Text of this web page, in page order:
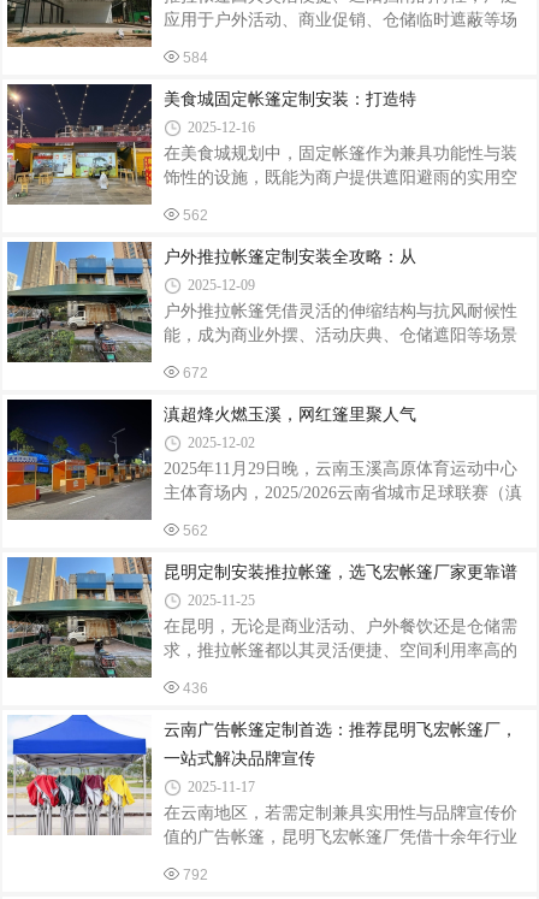
物流帐篷，会根据存储货物的类型、体积、重量
以及物流作业流程来定制尺寸、形状和结构。若
存储大型机械设备，帐篷需具备足够的空间高度
局会按照分拣流程进行规划，提高作业效率
应用于户外活动、商业促销、仓储临时遮蔽等场
使用寿命，还可能带来安全隐患。以下从安装前
准备、安装过程、使用后维护三方面，梳理关键
注意事项。安装前准备：场地与工具是基础场地
选择需谨慎安装前需确保场地平整坚实，避开松
软土地、斜坡或排水不畅区域。若地面为水泥
地，需检查是否有裂缝或凸起，防止帐篷支架受
力不均导致变形；若为泥土地，建议铺设木板或
场地，帐篷安装在未夯实的泥土地上，遇雨后
584
美食城固定帐篷定制安装：打造特
2025-12-16
在美食城规划中，固定帐篷作为兼具功能性与装
饰性的设施，既能为商户提供遮阳避雨的实用空
引客流的关键元素。以下从定制设计、材料选
择、安装流程及维护要点四个维度，解析美食城
固定帐篷的全流程解决方案。一、定制设计：融
合功能与美学美食城帐篷需兼顾实用性与视觉吸
引力。设计初期需明确使用场景：若用于烧烤
区，需选择耐高温、易清洁的材质；若作为轻食
区，可侧重通透感设计，采用大面积透光面料或
调，例如现代简约风可选用纯色系（如米白、深
灰
562
户外推拉帐篷定制安装全攻略：从
2025-12-09
户外推拉帐篷凭借灵活的伸缩结构与抗风耐候性
能，成为商业外摆、活动庆典、仓储遮阳等场景
结构安全与施工效率，以下从需求分析、设计定
制、安装施工到验收维护四大环节，解析全流程
关键要点。一、需求精准定位：场景决定功能配
置定制前需明确三大核心参数：使用场景：商业
外摆需考虑人流动线与品牌展示，选择带LOGO印
刷的半透明篷布；仓储场景则需优先防水等级
≥IPX4的加厚PVC篷布，搭配防紫外线涂层延长使
定帐篷展开长度（通常3-15米可调）、跨度（
672
滇超烽火燃玉溪，网红篷里聚人气
2025-12-02
2025年11月29日晚，云南玉溪高原体育运动中心
主体育场内，2025/2026云南省城市足球联赛（滇
足球盛宴，不仅以玉溪队4比0完胜怒江队的精彩
对决点燃绿茵激情，更以赛场周边昆明飞宏帐篷
厂定制的网红篷区，构建起“体育+文旅”的沉浸式
体验空间，成为赛事之外的另一道风景线。定制
化篷区：赛事服务的“功能枢纽”作为滇超联赛玉溪
赛点的配套服务商，昆明飞宏帐篷厂根据赛事需
求，在体育场外围规划了三大功能篷区：球迷服
即便高原初冬的寒风中，球迷仍能
562
昆明定制安装推拉帐篷，选飞宏帐篷厂家更靠谱
2025-11-25
在昆明，无论是商业活动、户外餐饮还是仓储需
求，推拉帐篷都以其灵活便捷、空间利用率高的
帐篷厂凭借其专业实力与优质服务，成为定制安
装推拉帐篷的优选。昆明飞宏帐篷厂是一家集设
计、生产、批发、定制于一体的综合性厂家，深
耕行业多年，积累了丰富的经验。其产品种类丰
富，涵盖救灾帐篷、广告帐篷、户外遮阳帐篷、
推拉伸缩折叠篷等多种类型，能满足不同场景的
多样化需求。对于定制推拉帐篷，飞宏帐篷厂展
现出强大的专业设计能力。他们深入了解客户需
436
云南广告帐篷定制首选：推荐昆明飞宏帐篷厂，
一站式解决品牌宣传
2025-11-17
在云南地区，若需定制兼具实用性与品牌宣传价
值的广告帐篷，昆明飞宏帐篷厂凭借十余年行业
之选。该厂集设计、生产、批发、定制于一体，
792